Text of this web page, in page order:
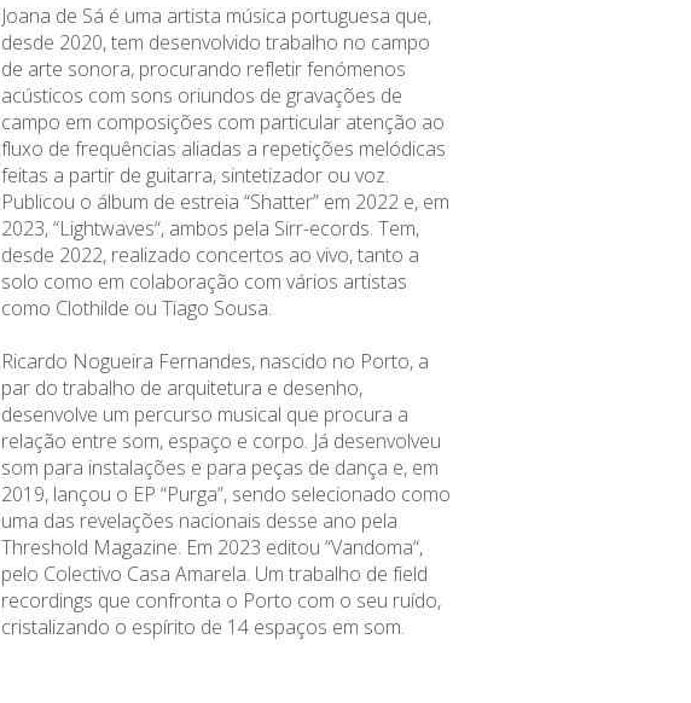
Joana de Sá é uma artista música portuguesa que,
desde 2020, tem desenvolvido trabalho no campo
de arte sonora, procurando refletir fenómenos
acústicos com sons oriundos de gravações de
campo em composições com particular atenção ao
fluxo de frequências aliadas a repetições melódicas
feitas a partir de guitarra, sintetizador ou voz.
Publicou o álbum de estreia “Shatter” em 2022 e, em
2023, “Lightwaves“, ambos pela Sirr-ecords. Tem,
desde 2022, realizado concertos ao vivo, tanto a
solo como em colaboração com vários artistas
como Clothilde ou Tiago Sousa.
Ricardo Nogueira Fernandes, nascido no Porto, a
par do trabalho de arquitetura e desenho,
desenvolve um percurso musical que procura a
relação entre som, espaço e corpo. Já desenvolveu
som para instalações e para peças de dança e, em
2019, lançou o EP “Purga”, sendo selecionado como
uma das revelações nacionais desse ano pela
Threshold Magazine. Em 2023 editou “Vandoma“,
pelo Colectivo Casa Amarela. Um trabalho de field
recordings que confronta o Porto com o seu ruído,
cristalizando o espírito de 14 espaços em som.